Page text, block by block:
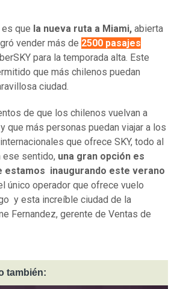
es que la nueva ruta a Miami, abierta
vender más de 2500 pasajes
para la temporada alta. Este
que más chilenos puedan
ciudad.
de que los chilenos vuelvan a
que más personas puedan viajar a los
que ofrece SKY, todo al
ese sentido, una gran opción es
estamos inaugurando este verano
único operador que ofrece vuelo
y esta increíble ciudad de la
Fernandez, gerente de Ventas de
también: